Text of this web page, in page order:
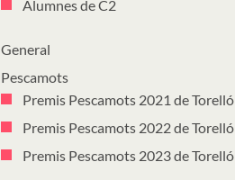
Alumnes de C2
General
Pescamots
Premis Pescamots 2021 de Torelló
Premis Pescamots 2022 de Torelló
Premis Pescamots 2023 de Torelló